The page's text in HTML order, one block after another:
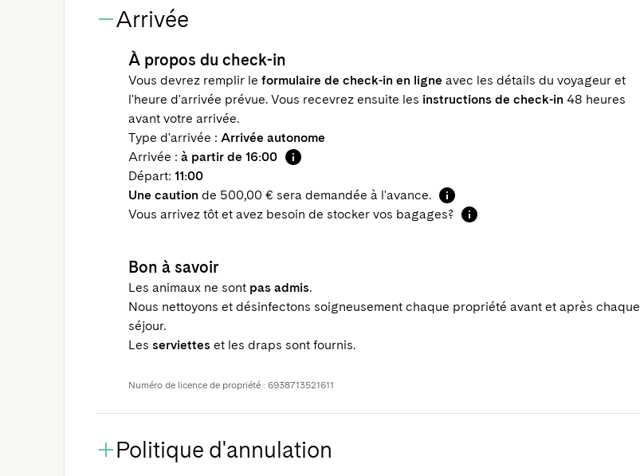
Arrivée
À propos du check-in
Vous devrez remplir le formulaire de check-in en ligne avec les détails du voyageur et
l'heure d'arrivée prévue. Vous recevrez ensuite les instructions de check-in 48 heures
avant votre arrivée.
Type d'arrivée : Arrivée autonome
Arrivée : à partir de 16:00
Départ: 11:00
Une caution de 500,00 € sera demandée à l'avance.
Vous arrivez tôt et avez besoin de stocker vos bagages?
Bon à savoir
Les animaux ne sont pas admis.
Nous nettoyons et désinfectons soigneusement chaque propriété avant et après chaque
séjour.
Les serviettes et les draps sont fournis.
Numéro de licence de propriété : 6938713521611
Politique d'annulation